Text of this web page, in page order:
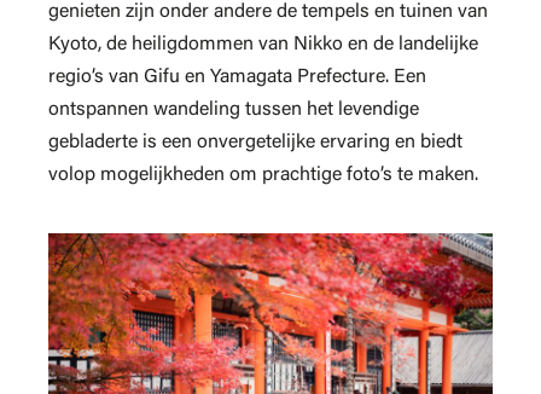
genieten zijn onder andere de tempels en tuinen van
Kyoto, de heiligdommen van Nikko en de landelijke
regio’s van Gifu en Yamagata Prefecture. Een
ontspannen wandeling tussen het levendige
gebladerte is een onvergetelijke ervaring en biedt
volop mogelijkheden om prachtige foto’s te maken.